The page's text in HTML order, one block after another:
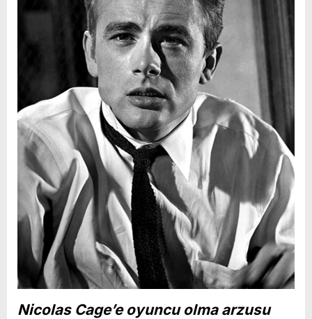
Nicolas Cage’e oyuncu olma arzusu